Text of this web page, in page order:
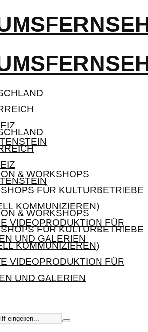
& WORKSHOPS
FÜR KULTURBETRIEBE
KOMMUNIZIEREN)
VIDEOPRODUKTION FÜR
UND GALERIEN
& WORKSHOPS
FÜR KULTURBETRIEBE
KOMMUNIZIEREN)
VIDEOPRODUKTION FÜR
UND GALERIEN